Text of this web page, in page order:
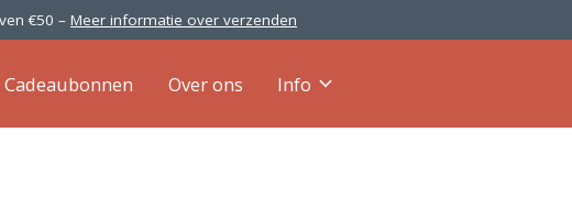
€50 – Meer informatie over verzenden
Cadeaubonnen Over ons Info